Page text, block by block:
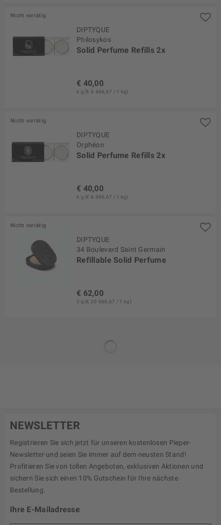
Nicht vorrätig
DIPTYQUE
Philosykos
Solid Perfume Refills 2x
€ 40,00
6 g (€ 6.666,67 / 1 kg)
Nicht vorrätig
DIPTYQUE
Orphéon
Solid Perfume Refills 2x
€ 40,00
6 g (€ 6.666,67 / 1 kg)
Nicht vorrätig
DIPTYQUE
34 Boulevard Saint Germain
Refillable Solid Perfume
€ 62,00
3 g (€ 20.666,67 / 1 kg)
NEWSLETTER
Registrieren Sie sich jetzt für unseren kostenlosen Pieper-
Newsletter und seien Sie immer auf dem neusten Stand!
Profitieren Sie von tollen Angeboten, exklusiven Aktionen und
sichern Sie sich einen 10% Gutschein für Ihre nächste
Bestellung.
Ihre E-Mailadresse